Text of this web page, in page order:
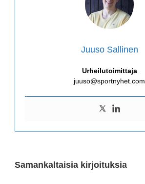
Juuso Sallinen
Urheilutoimittaja
juuso@sportnyhet.com
Samankaltaisia kirjoituksia